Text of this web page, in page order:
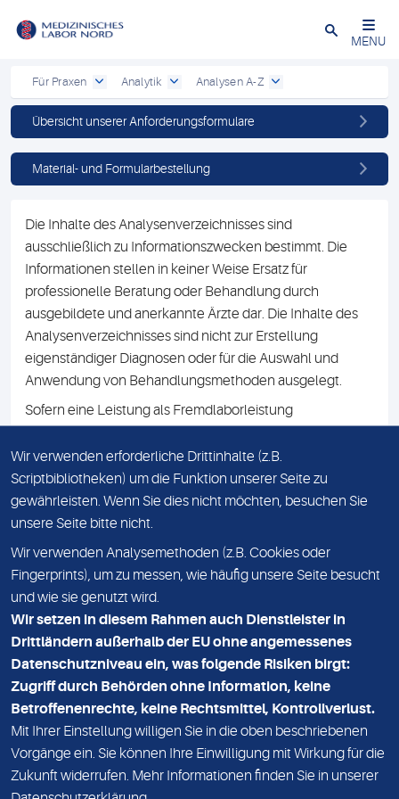
Schließen
MENU
Für Praxen Analytik Analysen A-Z
Übersicht unserer Anforderungsformulare
Material- und Formularbestellung
Die Inhalte des Analysenverzeichnisses sind
ausschließlich zu Informationszwecken bestimmt. Die
Informationen stellen in keiner Weise Ersatz für
professionelle Beratung oder Behandlung durch
ausgebildete und anerkannte Ärzte dar. Die Inhalte des
Analysenverzeichnisses sind nicht zur Erstellung
eigenständiger Diagnosen oder für die Auswahl und
Anwendung von Behandlungsmethoden ausgelegt.
Sofern eine Leistung als Fremdlaborleistung
Namen des Fremdlabors mit. Mit der Beauftragung der
Fremdlaborleistung erklären Sie sich mit dieser
Vereinbarung einverstanden.
DATENSCHUTZ
KONTAKT
NEWSLETTER
ADRESSE
MVZ Medizinisches Labor Nord MLN GmbH
Essener Straße 108
22419 Hamburg
Wir verwenden erforderliche Drittinhalte (z.B.
Scriptbibliotheken) um die Funktion unserer Seite zu
gewährleisten. Wenn Sie dies nicht möchten, besuchen Sie
unsere Seite bitte nicht.
Wir verwenden Analysemethoden (z.B. Cookies oder
Fingerprints), um zu messen, wie häufig unsere Seite besucht
und wie sie genutzt wird.
Wir setzen in diesem Rahmen auch Dienstleister in
Drittländern außerhalb der EU ohne angemessenes
Datenschutzniveau ein, was folgende Risiken birgt:
Zugriff durch Behörden ohne Information, keine
Betroffenenrechte, keine Rechtsmittel, Kontrollverlust.
Mit Ihrer Einstellung willigen Sie in die oben beschriebenen
Vorgänge ein. Sie können Ihre Einwilligung mit Wirkung für die
Zukunft widerrufen. Mehr Informationen finden Sie in unserer